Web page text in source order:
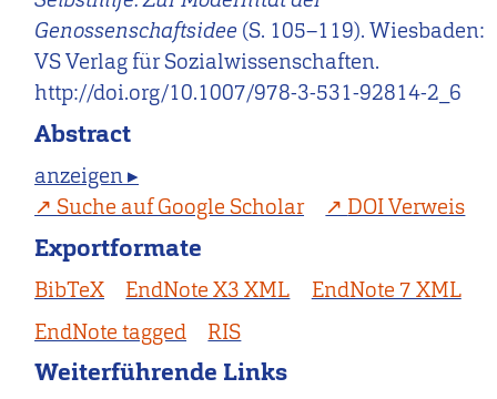
Genossenschaftsidee (S. 105–119). Wiesbaden:
VS Verlag für Sozialwissenschaften.
http://doi.org/10.1007/978-3-531-92814-2_6
Abstract
anzeigen ▸
Suche auf Google Scholar
DOI Verweis
Exportformate
BibTeX EndNote X3 XML
EndNote 7 XML
EndNote tagged
RIS
Weiterführende Links